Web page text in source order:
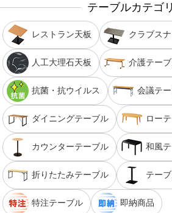
テーブルカテゴ
レストラン天板 クラブス
人工大理石天板 介護テー
抗菌・抗ウイルス 会議テ
ダイニングテーブル ロー
カウンターテーブル 和風
折りたたみテーブル テー
特注テーブル 即納商品